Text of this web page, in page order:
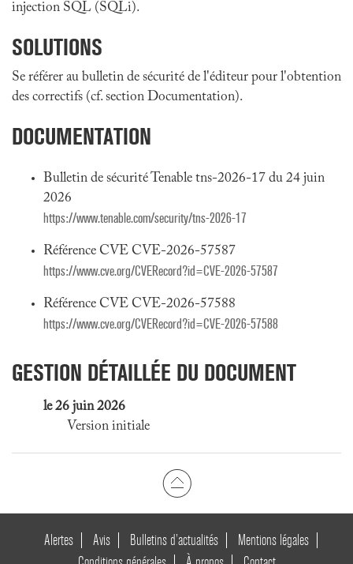
injection SQL (SQLi).
SOLUTIONS
Se référer au bulletin de sécurité de l'éditeur pour l'obtention
des correctifs (cf. section Documentation).
DOCUMENTATION
Bulletin de sécurité Tenable tns-2026-17 du 24 juin
2026
https://www.tenable.com/security/tns-2026-17
Référence CVE CVE-2026-57587
https://www.cve.org/CVERecord?id=CVE-2026-57587
Référence CVE CVE-2026-57588
https://www.cve.org/CVERecord?id=CVE-2026-57588
GESTION DÉTAILLÉE DU DOCUMENT
le 26 juin 2026
Version initiale
Alertes Avis Bulletins d’actualités
Mentions légales